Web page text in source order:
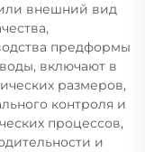
внешний вид
предформы
включают в
размеров,
контроля и
процессов,
и